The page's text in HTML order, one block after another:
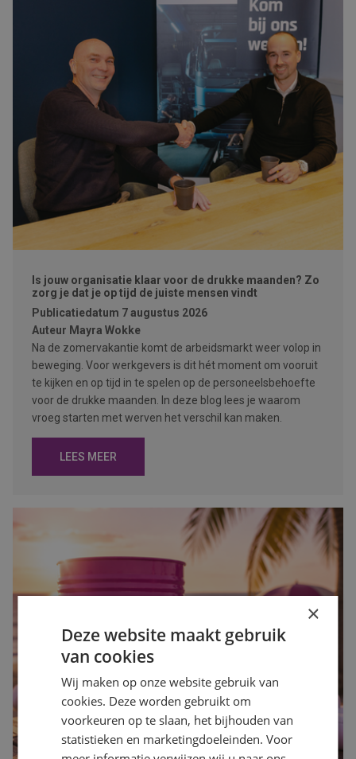
Is jouw organisatie klaar voor de drukke maanden? Zo
zorg je dat je op tijd de juiste mensen vindt
Publicatiedatum 7 augustus 2026
Auteur Mayra Wokke
Na de zomervakantie komt de arbeidsmarkt weer volop in
beweging. Voor werkgevers is dit hét moment om vooruit
te kijken en op tijd in te spelen op de personeelsbehoefte
voor de drukke maanden. In deze blog lees je waarom
vroeg starten met werven het verschil kan maken.
LEES MEER
×
Deze website maakt gebruik
van cookies
Wij maken op onze website gebruik van
cookies. Deze worden gebruikt om
voorkeuren op te slaan, het bijhouden van
statistieken en marketingdoeleinden. Voor